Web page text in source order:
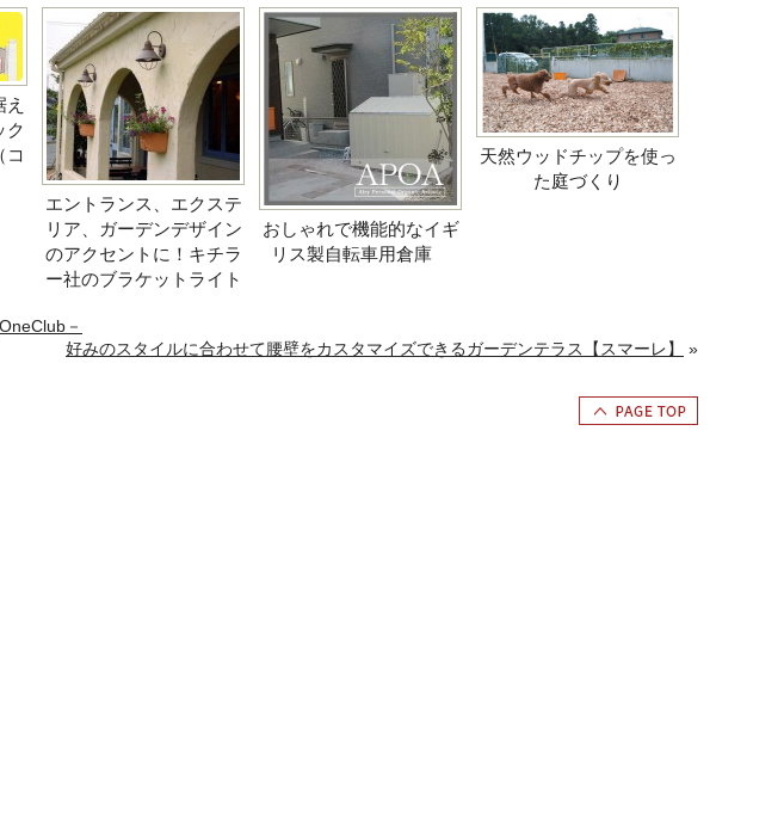
ク
コ
エントランス、エクステ
リア、ガーデンデザイン
のアクセントに！キチラ
ー社のブラケットライト
おしゃれで機能的なイギ
リス製自転車用倉庫
天然ウッドチップを使っ
た庭づくり
－
好みのスタイルに合わせて腰壁をカスタマイズできるガーデンテラス【スマーレ】
»